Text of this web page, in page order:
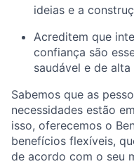
ideias e a
Acreditem que
confiança são
saudável e de
Sabemos que as
necessidades estão
isso, oferecemos o
benefícios flexíveis,
de acordo com o seu